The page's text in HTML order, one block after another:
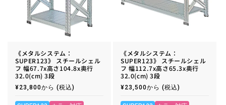
《メタルシステム：
SUPER123》 スチールシェル
フ 幅67.7x高さ104.8x奥行
32.0(cm) 3段
通
価
¥23,800から (税込)
《メタルシステム：
SUPER123》 スチールシェル
フ 幅112.7x高さ65.3x奥行
32.0(cm) 3段
通
価
¥23,500から (税込)